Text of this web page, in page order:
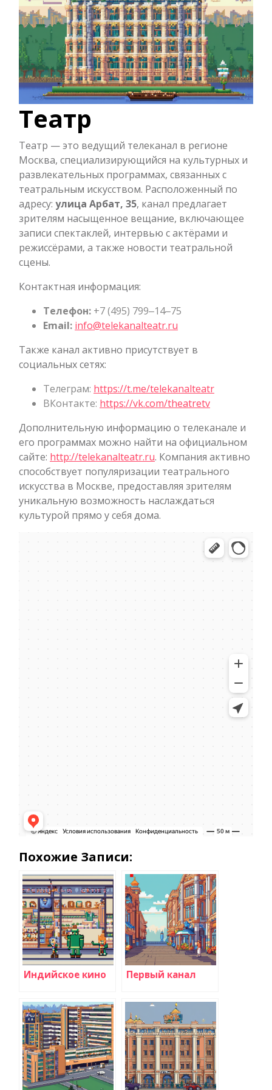
Театр
Театр — это ведущий телеканал в регионе
Москва, специализирующийся на культурных и
развлекательных программах, связанных с
театральным искусством. Расположенный по
адресу: улица Арбат, 35, канал предлагает
зрителям насыщенное вещание, включающее
записи спектаклей, интервью с актёрами и
режиссёрами, а также новости театральной
сцены.
Контактная информация:
Телефон: +7 (495) 799‒14‒75
Email: info@telekanalteatr.ru
Также канал активно присутствует в
социальных сетях:
Телеграм: https://t.me/telekanalteatr
ВКонтакте: https://vk.com/theatretv
Дополнительную информацию о телеканале и
его программах можно найти на официальном
сайте: http://telekanalteatr.ru. Компания активно
способствует популяризации театрального
искусства в Москве, предоставляя зрителям
уникальную возможность наслаждаться
культурой прямо у себя дома.
Похожие Записи:
Индийское кино Первый канал